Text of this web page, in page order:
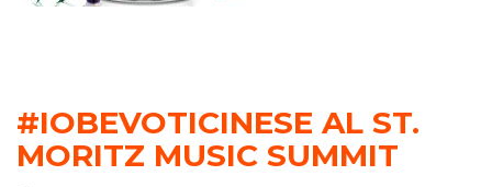
#IOBEVOTICINESE AL ST.
MORITZ MUSIC SUMMIT